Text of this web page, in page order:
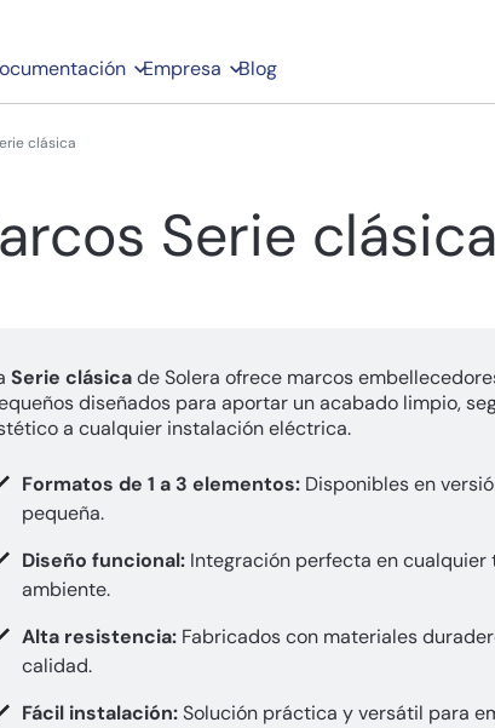
Empresa Blog
clásica
Serie clásica
Serie clásicade Solera ofrece marcos
diseñados para aportar un acabado limpio,
a cualquier instalación eléctrica.
Formatos de 1 a 3 elementos: Disponibles en
pequeña.
Diseño funcional: Integración perfecta en cualquier
ambiente.
Alta resistencia: Fabricados con materiales
calidad.
Fácil instalación:Solución práctica y versátil para